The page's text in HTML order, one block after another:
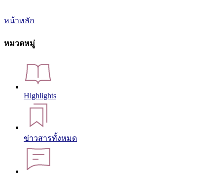
หน้าหลัก
หมวดหมู่
Highlights
ข่าวสารทั้งหมด